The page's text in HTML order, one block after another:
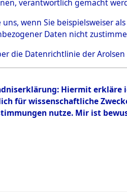
0175
verantwortlich gemacht
uns, wenn Sie beispielsweiser
Daten nicht
die Datenrichtlinie der Arolsen
Hiermit erkläre
für wissenschaftliche
nutze. Mir ist